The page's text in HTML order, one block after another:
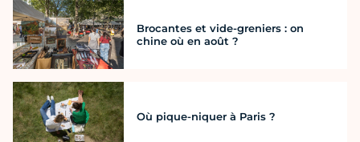
Brocantes et vide-greniers : on
chine où en août ?
Où pique-niquer à Paris ?